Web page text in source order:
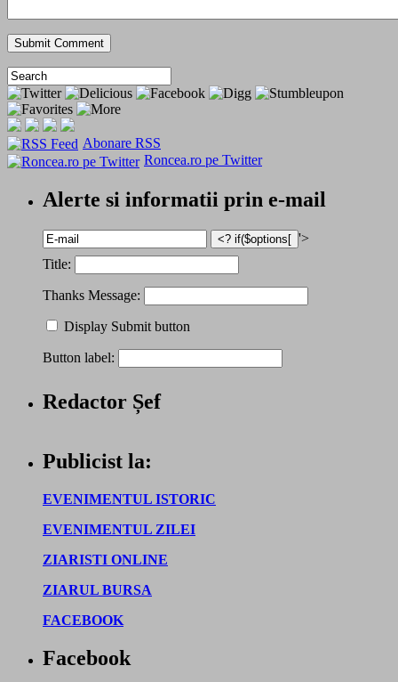
Abonare RSS
Roncea.ro pe Twitter
Alerte si informatii prin e-mail
'>
Title:
Thanks Message:
Display Submit button
Button label:
Redactor Șef
Publicist la:
EVENIMENTUL ISTORIC
EVENIMENTUL ZILEI
ZIARISTI ONLINE
ZIARUL BURSA
FACEBOOK
Facebook